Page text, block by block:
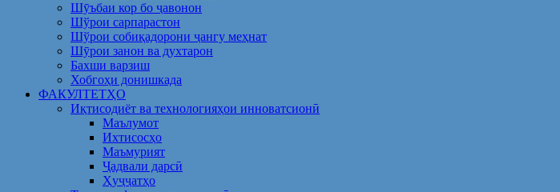
Шӯъбаи кор бо ҷавонон
Шўрои сарпарастон
Шўрои собиқадорони ҷангу меҳнат
Шӯрои занон ва духтарон
Бахши варзиш
Хобгоҳи донишкада
ФАКУЛТЕТҲО
Иқтисодиёт ва технологияҳои инноватсионӣ
Маълумот
Ихтисосҳо
Маъмурият
Ҷадвали дарсӣ
Ҳуҷҷатҳо